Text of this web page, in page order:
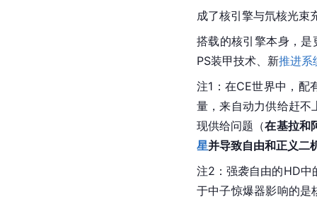
成了核引擎与氘核光
搭载的核引擎本身，
PS装甲技术、新推进系
注1：在CE世界中，配
量，来自动力供给赶不
现供给问题（在基拉和
星并导致自由和正义二
注2：强袭自由的HD
于中子惊爆器影响的是